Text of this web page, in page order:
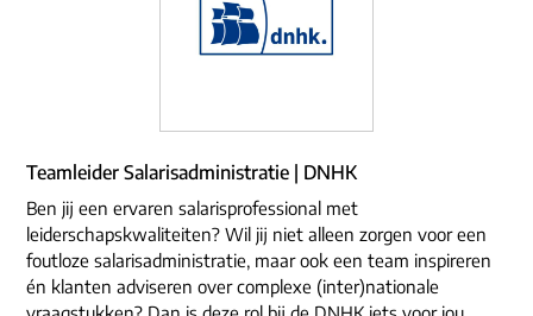
Teamleider Salarisadministratie | DNHK
Ben jij een ervaren salarisprofessional met
leiderschapskwaliteiten? Wil jij niet alleen zorgen voor een
foutloze salarisadministratie, maar ook een team inspireren
én klanten adviseren over complexe (inter)nationale